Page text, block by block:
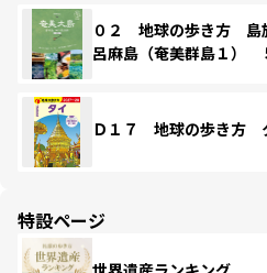
０２ 地球の歩き方
呂麻島（奄美群島１）
Ｄ１７ 地球の歩き方
特設ページ